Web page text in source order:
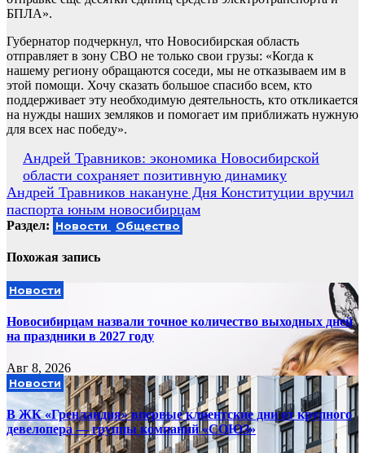
БПЛА».
Губернатор подчеркнул, что Новосибирская область
отправляет в зону СВО не только свои грузы: «Когда к
нашему региону обращаются соседи, мы не отказываем им в
этой помощи. Хочу сказать большое спасибо всем, кто
поддерживает эту необходимую деятельность, кто откликается
на нужды наших земляков и помогает им приближать нужную
для всех нас победу».
Навигация
по
записям
Андрей Травников: экономика Новосибирской
области сохраняет позитивную динамику
Андрей Травников накануне Дня Конституции вручил
паспорта юным новосибирцам
Раздел: Новости Общество
Похожая запись
Новости
Новосибирцам назвали точное количество выходных дней
на праздники в 2027 году
Авг 8, 2026
Новости
В ЖК «Гренландия» впервые клиентские дни от крупного
девелопера — группы компаний «СОЮЗ»